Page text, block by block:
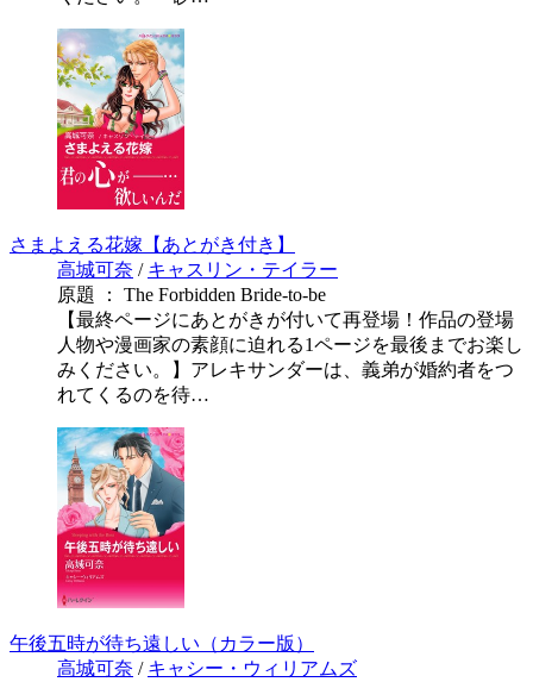
さまよえる花嫁【あとがき付き】
高城可奈 / キャスリン・テイラー
原題 ： The Forbidden Bride-to-be
【最終ページにあとがきが付いて再登場！作品の登場
人物や漫画家の素顔に迫れる1ページを最後までお楽し
みください。】アレキサンダーは、義弟が婚約者をつ
れてくるのを待…
午後五時が待ち遠しい（カラー版）
高城可奈 / キャシー・ウィリアムズ